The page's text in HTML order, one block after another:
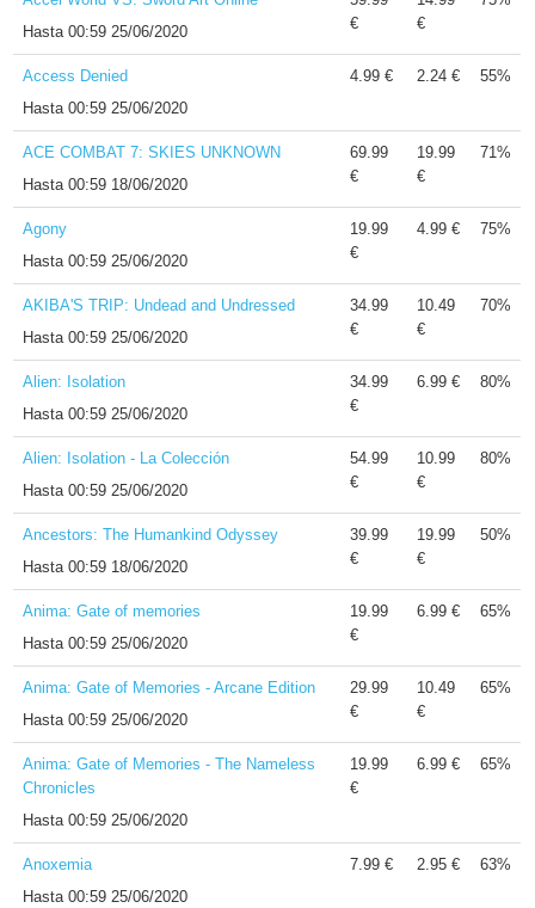
Hasta00:59 25/06/2020
€
€
Access Denied
Hasta00:59 25/06/2020
4.99 € 2.24 € 55%
ACE COMBAT 7: SKIES UNKNOWN
Hasta00:59 18/06/2020
69.99
€
19.99
€
71%
Agony
Hasta00:59 25/06/2020
19.99
€
4.99 € 75%
AKIBA'S TRIP: Undead and Undressed
Hasta00:59 25/06/2020
34.99
€
10.49
€
70%
Alien: Isolation
Hasta00:59 25/06/2020
34.99
€
6.99 € 80%
Alien: Isolation - La Colección
Hasta00:59 25/06/2020
54.99
€
10.99
€
80%
Ancestors: The Humankind Odyssey
Hasta00:59 18/06/2020
39.99
€
19.99
€
50%
Anima: Gate of memories
Hasta00:59 25/06/2020
19.99
€
6.99 € 65%
Anima: Gate of Memories - Arcane Edition
Hasta00:59 25/06/2020
29.99
€
10.49
€
65%
Anima: Gate of Memories - The Nameless
Chronicles
Hasta00:59 25/06/2020
19.99
€
6.99 € 65%
Anoxemia
Hasta00:59 25/06/2020
7.99 € 2.95 € 63%